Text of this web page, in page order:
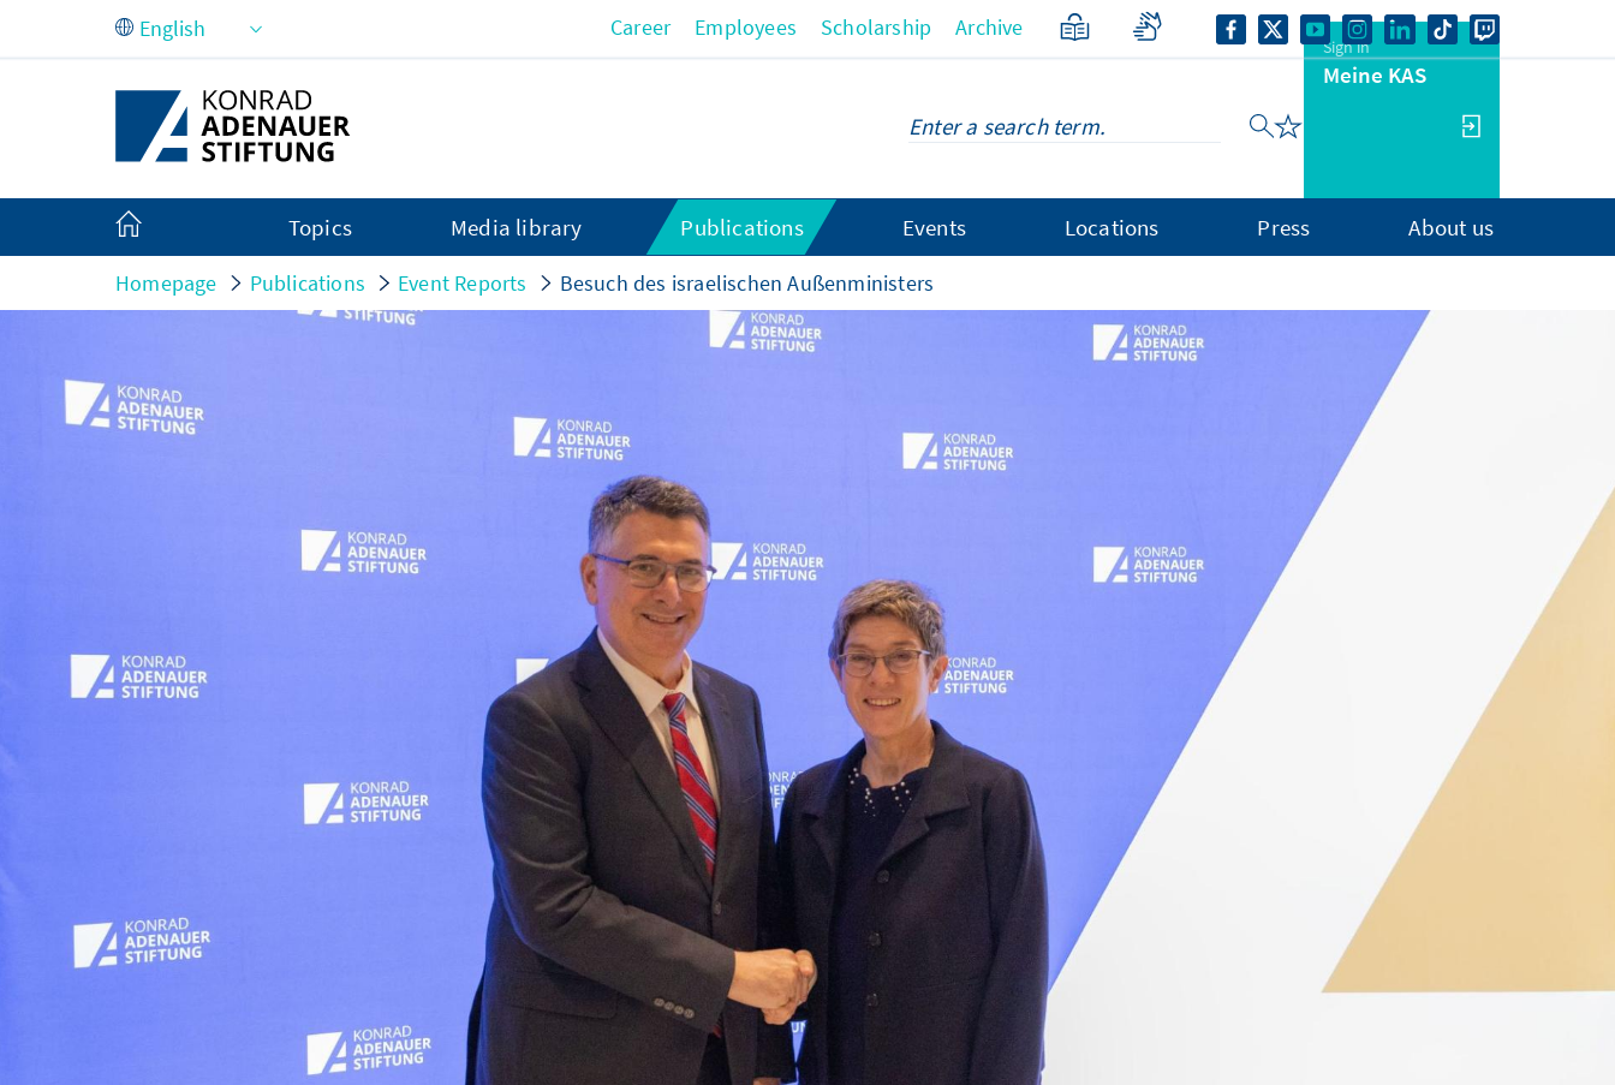
Skip to Main Content Career Employees Scholarship Archive
Sign in
Meine KAS
Topics Media library Publications Events Locations Press About us
Homepage Publications Event Reports Besuch des israelischen Außenministers